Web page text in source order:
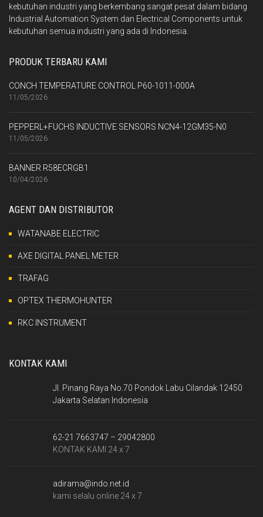
kebutuhan industri yang berkembang sangat pesat dalam bidang
Industrial Automation System dan Electrical Components untuk
kebutuhan semua industri yang ada di Indonesia.
PRODUK TERBARU KAMI
CONCH TEMPERATURE CONTROL P60-1011-000A
11/05/2026
PEPPERL+FUCHS INDUCTIVE SENSORS NCN4-12GM35-N0
11/05/2026
BANNER R58ECRGB1
10/04/2026
AGENT DAN DISTRIBUTOR
WATANABE ELECTRIC
AXE DIGITAL PANEL METER
TRAFAG
OPTEX THERMOHUNTER
RKC INSTRUMENT
KONTAK KAMI
Jl. Pinang Raya No.70 Pondok Labu Cilandak 12450
Jakarta Selatan Indonesia
62-21 7663747 – 29042800
KONTAK KAMI 24 x 7
adirama@indo.net.id
kami selalu online 24 x 7